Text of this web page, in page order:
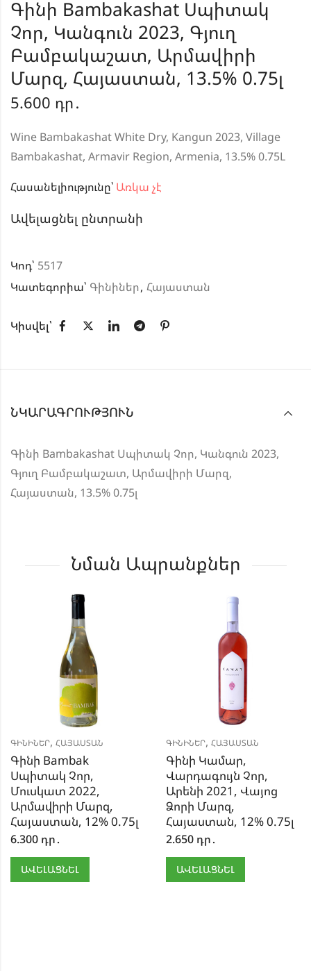
Գինի Bambakashat Սպիտակ
Չոր, Կանգուն 2023, Գյուղ
Բամբակաշատ, Արմավիրի
Մարզ, Հայաստան, 13.5% 0.75լ
5.600 դր․
Wine Bambakashat White Dry, Kangun 2023, Village
Bambakashat, Armavir Region, Armenia, 13.5% 0.75L
Հասանելիությունը՝ Առկա չէ
Ավելացնել ընտրանի
Կոդ՝ 5517
Կատեգորիա՝ Գինիներ, Հայաստան
Կիսվել՝
ՆԿԱՐԱԳՐՈՒԹՅՈՒՆ
Գինի Bambakashat Սպիտակ Չոր, Կանգուն 2023,
Գյուղ Բամբակաշատ, Արմավիրի Մարզ,
Հայաստան, 13.5% 0.75լ
Նման Ապրանքներ
ԳԻՆԻՆԵՐ, ՀԱՅԱՍՏԱՆ
Գինի Bambak
Սպիտակ Չոր,
Մուսկատ 2022,
Արմավիրի Մարզ,
Հայաստան, 12% 0.75լ
6.300 դր․
ԱՎԵԼԱՑՆԵԼ
ԳԻՆԻՆԵՐ, ՀԱՅԱՍՏԱՆ
Գինի Կամար,
Վարդագույն Չոր,
Արենի 2021, Վայոց
Ձորի Մարզ,
Հայաստան, 12% 0.75լ
2.650 դր․
ԱՎԵԼԱՑՆԵԼ